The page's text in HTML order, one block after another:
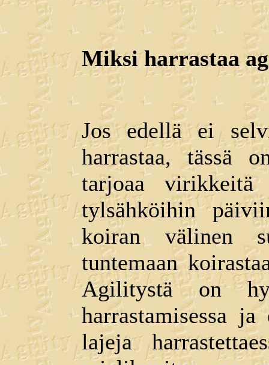
Miksi harrastaa
Jos edellä ei
harrastaa, tässä
tarjoaa
tylsähköihin
koiran välinen
tuntemaan
Agilitystä on
harrastamisessa
lajeja